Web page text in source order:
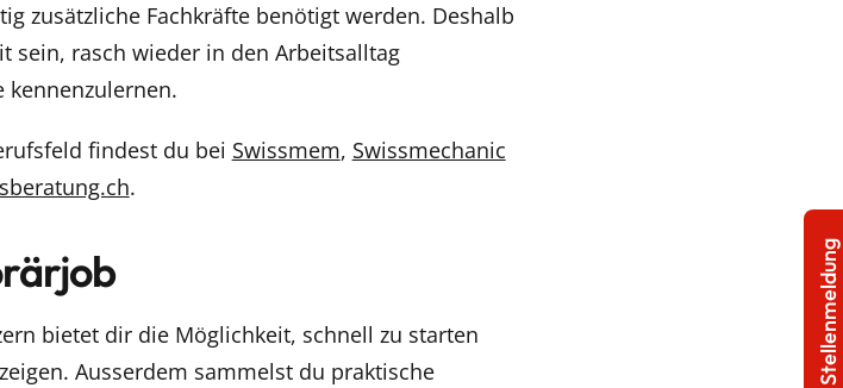
zusätzliche Fachkräfte benötigt werden. Deshalb
sein, rasch wieder in den Arbeitsalltag
kennenzulernen.
findest du bei Swissmem, Swissmechanic
.
bietet dir die Möglichkeit, schnell zu starten
Ausserdem sammelst du praktische
Stellenmeldung